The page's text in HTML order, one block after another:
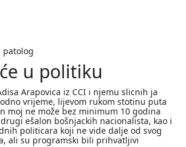
patolog
u politiku
Arapovica iz CCI i njemu slicnih ja
vrijeme, lijevom rukom stotinu puta
moj ne može bez minimum 10 godina
ešalon bošnjackih nacionalista, kao i
politicara koji ne vide dalje od svog
ali su programski bili prihvatljivi